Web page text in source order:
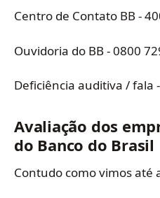
Centro de Contato BB -
Ouvidoria do BB - 0800
Deficiência auditiva / fala
Avaliação dos
do Banco do Brasil
Contudo como vimos até